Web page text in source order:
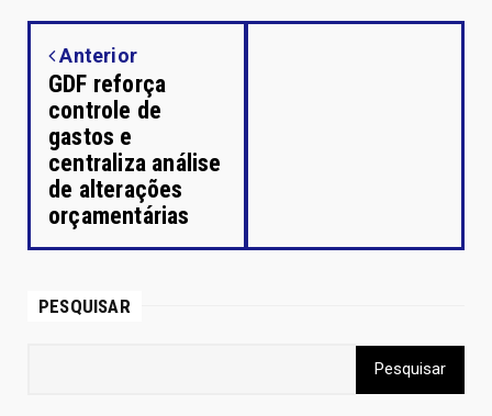
Anterior
GDF reforça
controle de
gastos e
centraliza análise
de alterações
orçamentárias
PESQUISAR